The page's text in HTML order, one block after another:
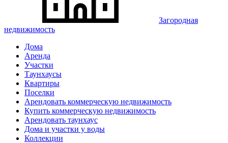
Загородная
недвижимость
Дома
Аренда
Участки
Таунхаусы
Квартиры
Поселки
Арендовать коммерческую недвижимость
Купить коммерческую недвижимость
Арендовать таунхаус
Дома и участки у воды
Коллекции